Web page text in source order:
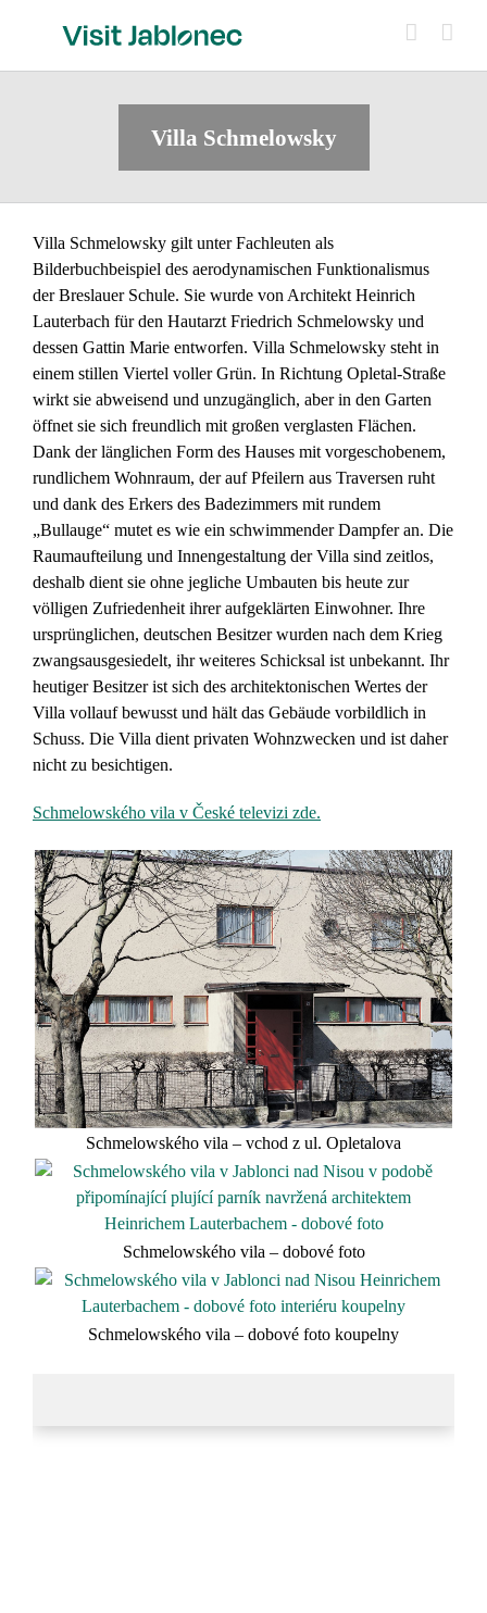
Villa Schmelowsky
Villa Schmelowsky gilt unter Fachleuten als
Bilderbuchbeispiel des aerodynamischen Funktionalismus
der Breslauer Schule. Sie wurde von Architekt Heinrich
Lauterbach für den Hautarzt Friedrich Schmelowsky und
dessen Gattin Marie entworfen. Villa Schmelowsky steht in
einem stillen Viertel voller Grün. In Richtung Opletal-Straße
wirkt sie abweisend und unzugänglich, aber in den Garten
öffnet sie sich freundlich mit großen verglasten Flächen.
Dank der länglichen Form des Hauses mit vorgeschobenem,
rundlichem Wohnraum, der auf Pfeilern aus Traversen ruht
und dank des Erkers des Badezimmers mit rundem
„Bullauge“ mutet es wie ein schwimmender Dampfer an. Die
Raumaufteilung und Innengestaltung der Villa sind zeitlos,
deshalb dient sie ohne jegliche Umbauten bis heute zur
völligen Zufriedenheit ihrer aufgeklärten Einwohner. Ihre
ursprünglichen, deutschen Besitzer wurden nach dem Krieg
zwangsausgesiedelt, ihr weiteres Schicksal ist unbekannt. Ihr
heutiger Besitzer ist sich des architektonischen Wertes der
Villa vollauf bewusst und hält das Gebäude vorbildlich in
Schuss. Die Villa dient privaten Wohnzwecken und ist daher
nicht zu besichtigen.
Schmelowského vila v České televizi zde.
Schmelowského vila – vchod z ul. Opletalova
Schmelowského vila – dobové foto
Schmelowského vila – dobové foto koupelny